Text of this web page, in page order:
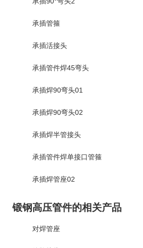
承插管箍
承插活接头
承插管件焊45弯头
承插焊90弯头01
承插焊90弯头02
承插焊半管接头
承插管件焊单接口管箍
承插焊管座02
锻钢高压管件的相关产品
对焊管座